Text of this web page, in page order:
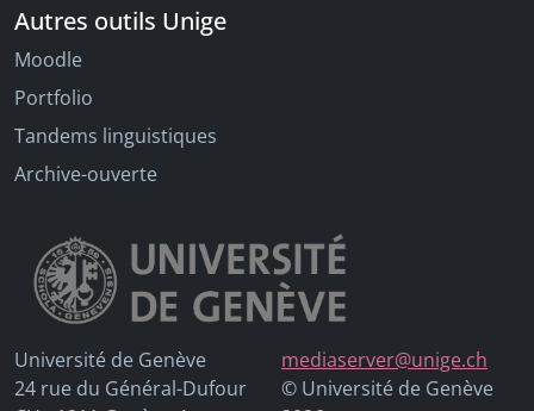
Autres outils Unige
Moodle
Portfolio
Tandems linguistiques
Archive-ouverte
Université de Genève
24 rue du Général-Dufour
mediaserver@unige.ch
© Université de Genève